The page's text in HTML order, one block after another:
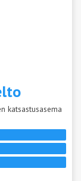
katsastusasema